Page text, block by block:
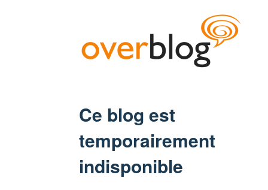
Ce blog est
temporairement
indisponible